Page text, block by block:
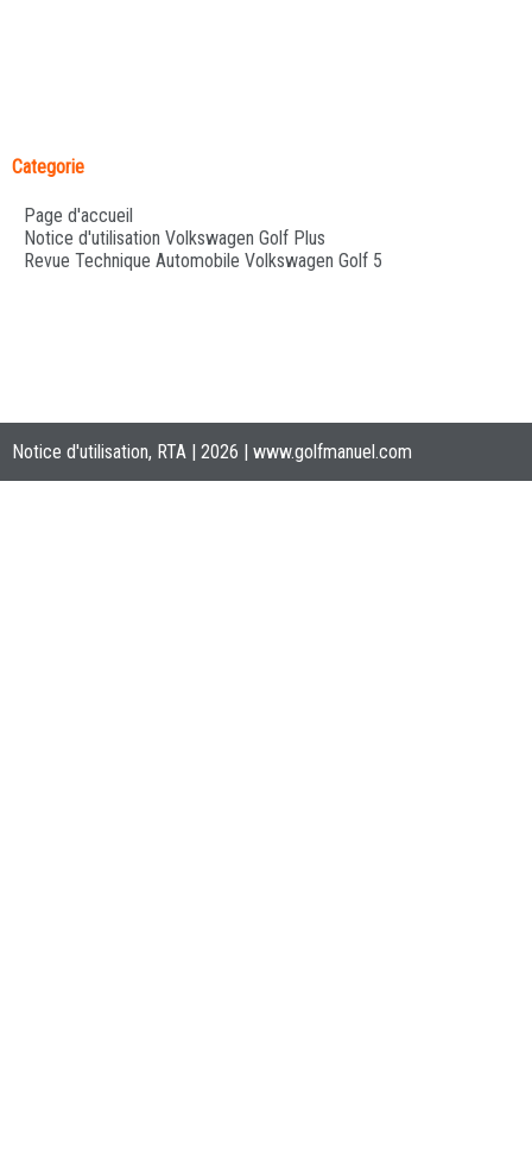
Categorie
Page d'accueil
Notice d'utilisation Volkswagen Golf Plus
Revue Technique Automobile Volkswagen Golf 5
Notice d'utilisation, RTA | 2026 | www.golfmanuel.com